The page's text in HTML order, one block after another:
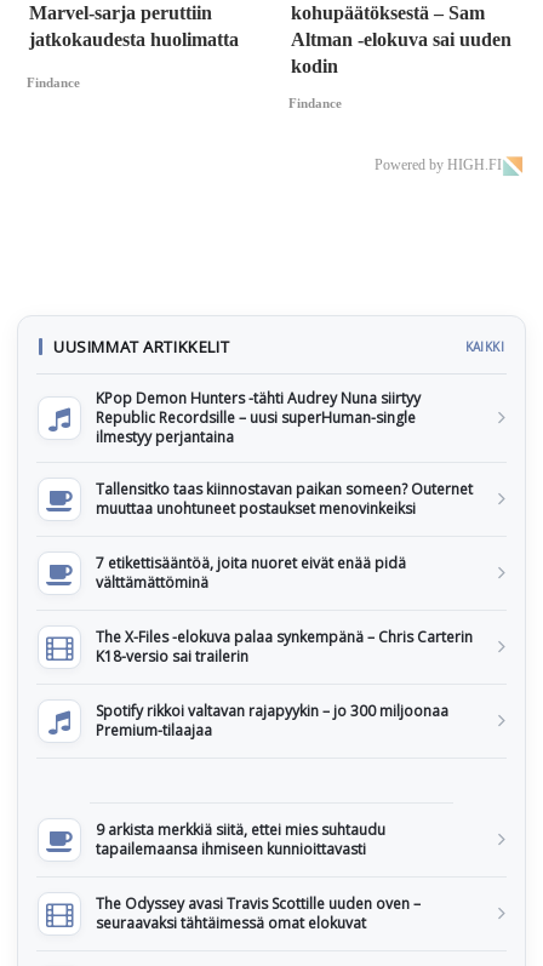
Marvel-sarja peruttiin
jatkokaudesta huolimatta
Findance
kohupäätöksestä – Sam
Altman -elokuva sai uuden
kodin
Findance
Powered by HIGH.FI
UUSIMMAT ARTIKKELIT KAIKKI
KPop Demon Hunters -tähti Audrey Nuna siirtyy
Republic Recordsille – uusi superHuman-single
ilmestyy perjantaina
Tallensitko taas kiinnostavan paikan someen? Outernet
muuttaa unohtuneet postaukset menovinkeiksi
7 etikettisääntöä, joita nuoret eivät enää pidä
välttämättöminä
The X-Files -elokuva palaa synkempänä – Chris Carterin
K18-versio sai trailerin
Spotify rikkoi valtavan rajapyykin – jo 300 miljoonaa
Premium-tilaajaa
9 arkista merkkiä siitä, ettei mies suhtaudu
tapailemaansa ihmiseen kunnioittavasti
The Odyssey avasi Travis Scottille uuden oven –
seuraavaksi tähtäimessä omat elokuvat